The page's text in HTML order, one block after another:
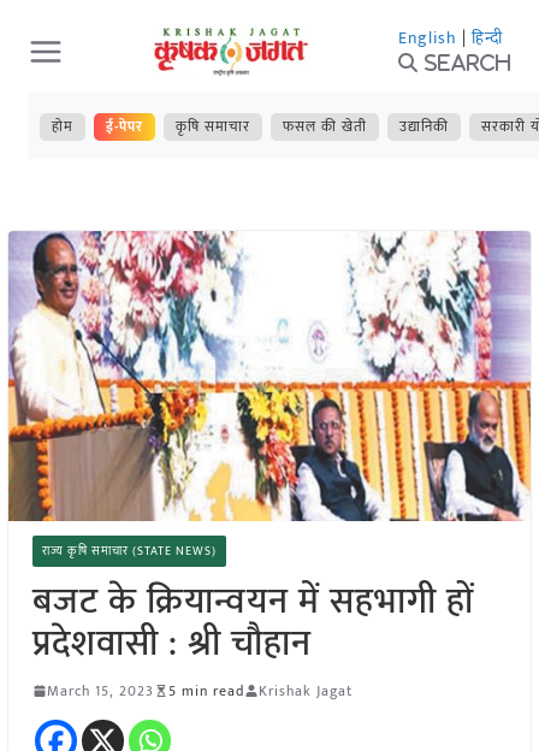
Skip
to
content
English | हिन्दी
Search
होम ई-पेपर कृषि समाचार फसल की खेती उद्यानिकी सरकारी
राज्य कृषि समाचार (STATE NEWS)
बजट के क्रियान्वयन में सहभागी हों
प्रदेशवासी : श्री चौहान
March 15, 2023 5 min read Krishak Jagat